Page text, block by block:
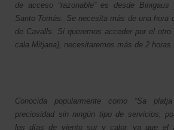
de acceso “razonable” es desde
Santo Tomás. Se necesita más de una hora
de Cavalls. Si queremos acceder por el otro
cala Mitjana), necesitaremos más de 2 horas.
Conocida popularmente como “Sa
preciosidad sin ningún tipo de servicios,
los días de viento sur y calor, ya que el